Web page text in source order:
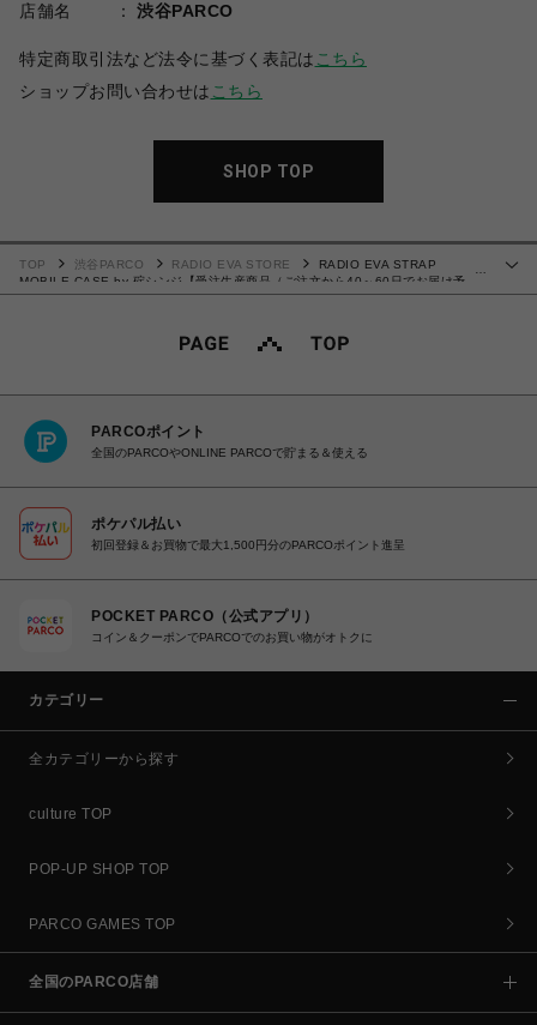
店舗名
渋谷PARCO
特定商取引法など法令に基づく表記は こちら
ショップお問い合わせは こちら
SHOP TOP
TOP 渋谷PARCO RADIO EVA STORE
RADIO EVA STRAP
MOBILE CASE by 碇シンジ【受注生産商品（ご注文から40～60日でお届け予
定）】
PARCOポイント
全国のPARCOやONLINE PARCOで貯まる＆使える
ポケパル払い
初回登録＆お買物で最大1,500円分のPARCOポイント進呈
POCKET PARCO（公式アプリ）
コイン＆クーポンでPARCOでのお買い物がオトクに
カテゴリー
全カテゴリーから探す
culture TOP
POP-UP SHOP TOP
PARCO GAMES TOP
全国のPARCO店舗